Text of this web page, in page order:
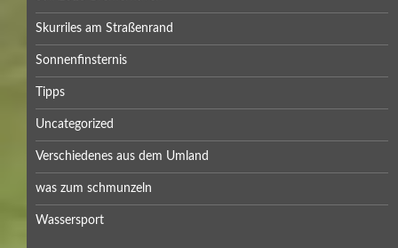
Skurriles am Straßenrand
Sonnenfinsternis
Tipps
Uncategorized
Verschiedenes aus dem Umland
was zum schmunzeln
Wassersport